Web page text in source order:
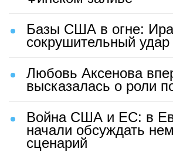
Базы США в огне:
сокрушительный удар
Любовь Аксенова
высказалась о роли
Война США и ЕС: в
начали обсуждать
сценарий